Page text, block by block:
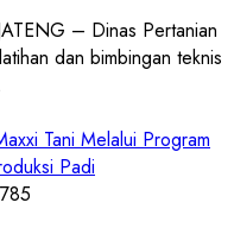
– Dinas Pertanian
dan bimbingan teknis
Tani Melalui Program
Padi